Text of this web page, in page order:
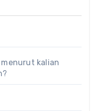
menurut kalian